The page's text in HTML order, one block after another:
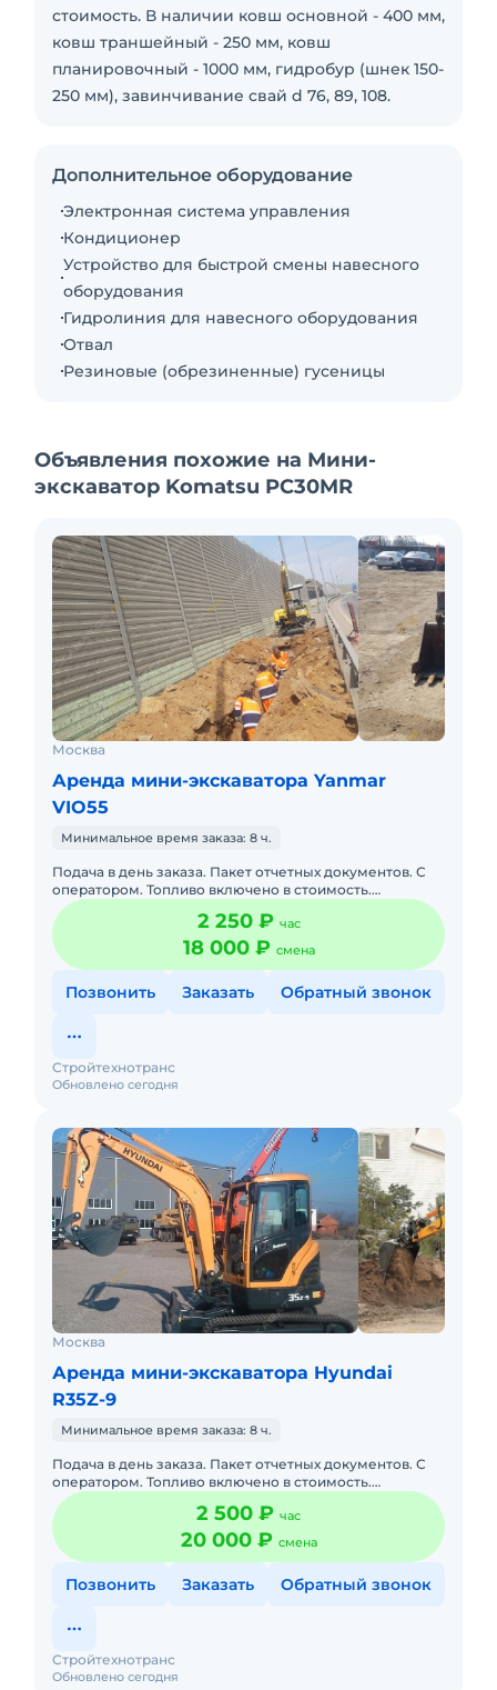
стоимость. В наличии ковш основной - 400 мм,
ковш траншейный - 250 мм, ковш
планировочный - 1000 мм, гидробур (шнек 150-
250 мм), завинчивание свай d 76, 89, 108.
Дополнительное оборудование
Электронная система управления
Кондиционер
Устройство для быстрой смены навесного
оборудования
Гидролиния для навесного оборудования
Отвал
Резиновые (обрезиненные) гусеницы
Объявления похожие на Мини-
экскаватор Komatsu PC30MR
Москва
Аренда мини-экскаватора Yanmar
VIO55
Минимальное время заказа: 8 ч.
Подача в день заказа. Пакет отчетных документов. С
оператором. Топливо включено в стоимость.
Краткосрочная аренда. Долгосрочная аренда. Сейчас
свободна.
2 250 ₽ час
18 000 ₽ смена
Позвонить Заказать Обратный звонок
Обновлено сегодня
Стройтехнотранс
Москва
Аренда мини-экскаватора Hyundai
R35Z-9
Минимальное время заказа: 8 ч.
Подача в день заказа. Пакет отчетных документов. С
оператором. Топливо включено в стоимость.
Долгосрочная аренда. Краткосрочная аренда.Наша
компания предлагает2 500 ₽ час
20 000 ₽ смена
Позвонить Заказать Обратный звонок
Обновлено сегодня
Стройтехнотранс